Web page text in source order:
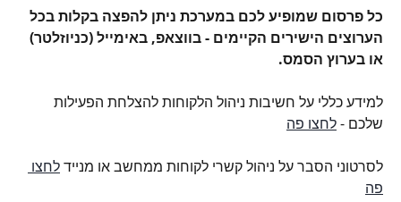
כל פרסום שמופיע לכם במערכת ניתן להפצה בקלות בכל
הערוצים הישירים הקיימים - בווצאפ, באימייל (כניוזלטר)
או בערוץ הסמס.
למידע כללי על חשיבות ניהול הלקוחות להצלחת הפעילות
שלכם - לחצו פה
לסרטוני הסבר על ניהול קשרי לקוחות ממחשב או מנייד לחצו
פה